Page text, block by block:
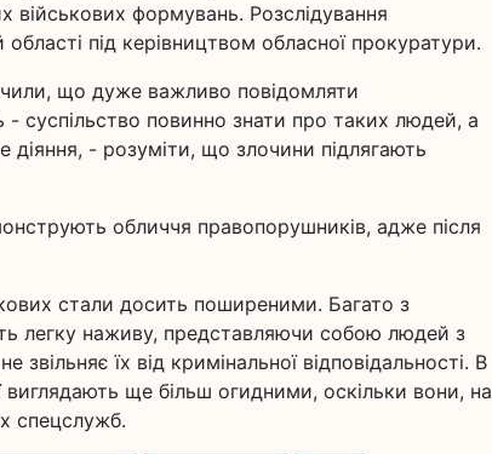
військових формувань. Розслідування
під керівництвом обласної прокуратури.
що дуже важливо повідомляти
- суспільство повинно знати про таких людей, а
- розуміти, що злочини підлягають
обличчя правопорушників, адже після
стали досить поширеними. Багато з
легку наживу, представляючи собою людей з
їх від кримінальної відповідальності. В
виглядають ще більш огидними, оскільки вони, на
спецслужб.